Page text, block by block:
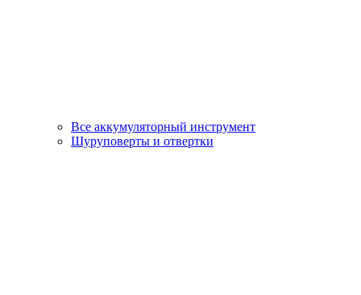
Все аккумуляторный инструмент
Шуруповерты и отвертки